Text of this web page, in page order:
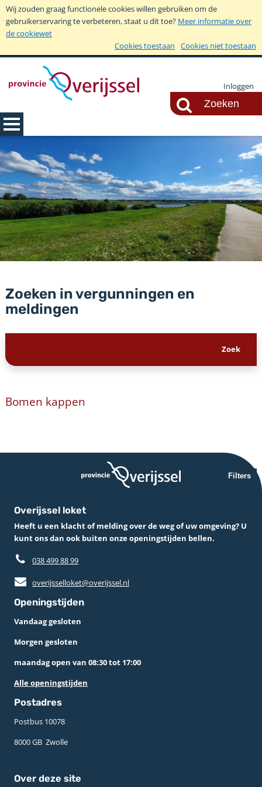
Wij zouden graag functionele cookies willen gebruiken om de
gebruikerservaring te verbeteren, staat u dit toe? Meer informatie over
de cookiewet
Cookies toestaan
Cookies niet toestaan
Inloggen
Zoeken in vergunningen en
meldingen
Bomen kappen
Filters
Overijssel loket
Heeft u een klacht of melding over de weg of uw omgeving? U
kunt ons dan ook buiten onze openingstijden bellen.
038 499 88 99
overijsselloket@overijssel.nl
Openingstijden
Vandaag gesloten
Morgen gesloten
maandag open van 08:30 tot 17:00
Alle openingstijden
Postadres
Postbus 10078 ­
8000 GB ­ Zwolle
Over deze site